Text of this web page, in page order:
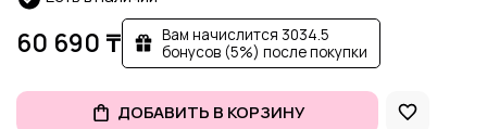
60 690 ₸
Вам начислится 3034.5
бонусов (5%) после покупки
ДОБАВИТЬ В КОРЗИНУ